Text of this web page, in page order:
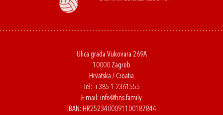
Ulica grada Vukovara 269A
10000 Zagreb
Hrvatska / Croatia
Tel: +385 1 2361555
E-mail: info@hns.family
IBAN: HR2523400091100187844